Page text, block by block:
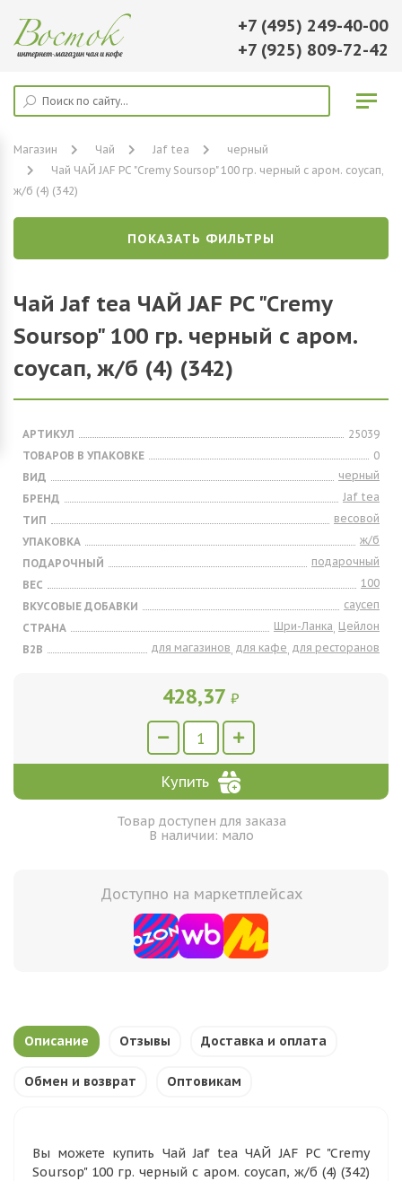
+7 (495) 249-40-00
+7 (925) 809-72-42
Магазин Чай Jaf tea
черный
Чай ЧАЙ JAF PC "Cremy Soursop" 100 гр. черный с аром. соусап,
ж/б (4) (342)
ПОКАЗАТЬ ФИЛЬТРЫ
Чай Jaf tea ЧАЙ JAF PC "Cremy
Soursop" 100 гр. черный с аром.
соусап, ж/б (4) (342)
АРТИКУЛ
25039
ТОВАРОВ В УПАКОВКЕ
0
ВИД
черный
БРЕНД
Jaf tea
ТИП
весовой
УПАКОВКА
ж/б
ПОДАРОЧНЫЙ
подарочный
ВЕС
100
ВКУСОВЫЕ ДОБАВКИ
саусеп
СТРАНА
Шри-Ланка, Цейлон
B2B
для магазинов, для кафе, для ресторанов
428,37 ₽
Купить
Товар доступен для заказа
В наличии: мало
Доступно на маркетплейсах
Описание Отзывы Доставка и оплата
Обмен и возврат Оптовикам
Вы можете купить Чай Jaf tea ЧАЙ JAF PC "Cremy
Soursop" 100 гр. черный с аром. соусап, ж/б (4) (342)